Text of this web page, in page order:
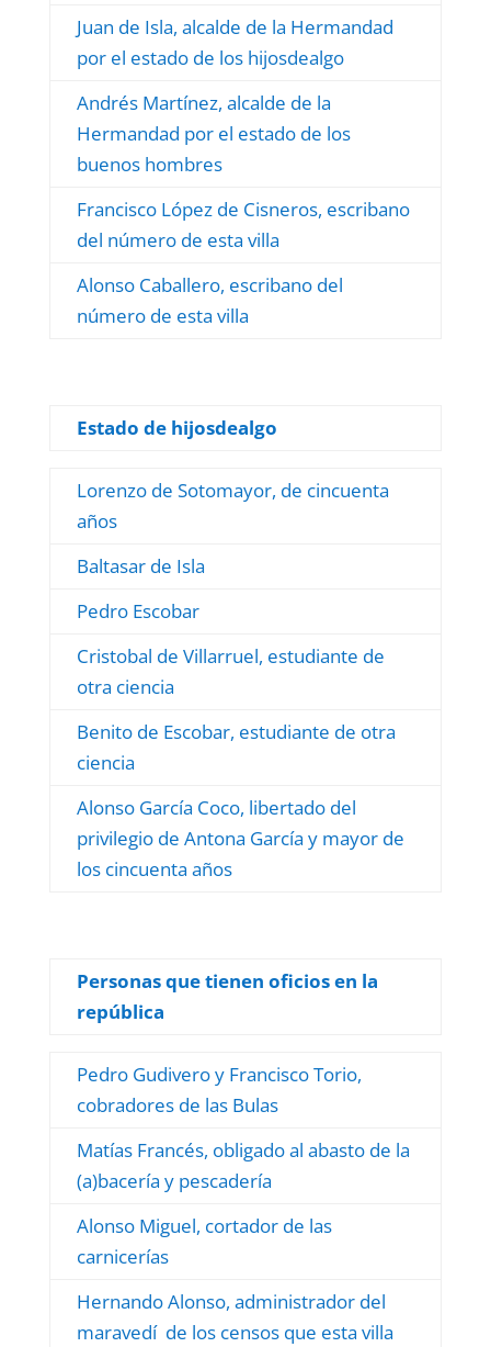
Juan de Isla, alcalde de la Hermandad
por el estado de los hijosdealgo
Andrés Martínez, alcalde de la
Hermandad por el estado de los
buenos hombres
Francisco López de Cisneros, escribano
del número de esta villa
Alonso Caballero, escribano del
número de esta villa
Estado de hijosdealgo
Lorenzo de Sotomayor, de cincuenta
años
Baltasar de Isla
Pedro Escobar
Cristobal de Villarruel, estudiante de
otra ciencia
Benito de Escobar, estudiante de otra
ciencia
Alonso García Coco, libertado del
privilegio de Antona García y mayor de
los cincuenta años
Personas que tienen oficios en la
república
Pedro Gudivero y Francisco Torio,
cobradores de las Bulas
Matías Francés, obligado al abasto de la
(a)bacería y pescadería
Alonso Miguel, cortador de las
carnicerías
Hernando Alonso, administrador del
maravedí de los censos que esta villa